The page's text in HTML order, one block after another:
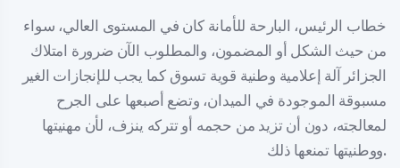
خطاب الرئيس، البارحة للأمانة كان في المستوى العالي، سواء
من حيث الشكل أو المضمون، والمطلوب الآن ضرورة امتلاك
الجزائر آلة إعلامية وطنية قوية تسوق كما يجب للإنجازات الغير
مسبوقة الموجودة في الميدان، وتضع أصبعها على الجرح
لمعالجته، دون أن تزيد من حجمه أو تتركه ينزف، لأن مهنيتها
ووطنيتها تمنعها ذلك.